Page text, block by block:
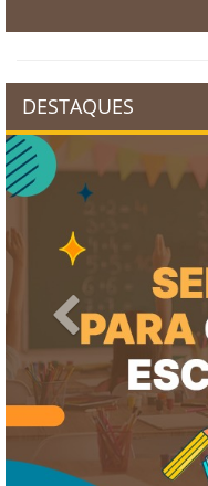
DESTAQUES
Previous